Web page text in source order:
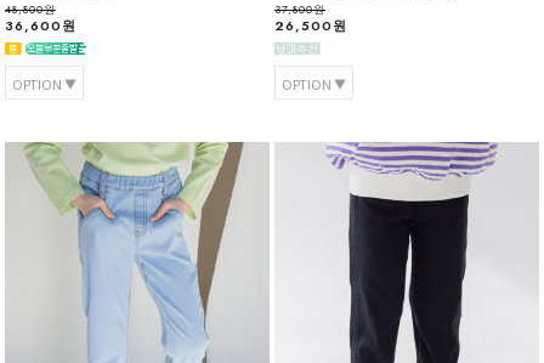
48,800원
36,600원
OPTION
37,800원
26,500원
OPTION